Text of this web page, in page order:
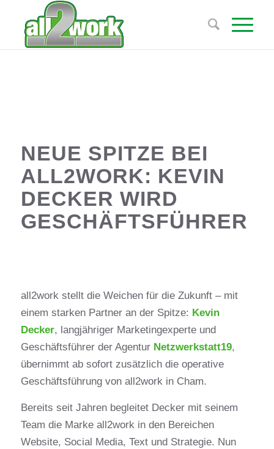
NEUE SPITZE BEI
ALL2WORK: KEVIN
DECKER WIRD
GESCHÄFTSFÜHRER
all2work stellt die Weichen für die Zukunft – mit
einem starken Partner an der Spitze: Kevin
Decker, langjähriger Marketingexperte und
Geschäftsführer der Agentur Netzwerkstatt19,
übernimmt ab sofort zusätzlich die operative
Geschäftsführung von all2work in Cham.
Bereits seit Jahren begleitet Decker mit seinem
Team die Marke all2work in den Bereichen
Website, Social Media, Text und Strategie. Nun